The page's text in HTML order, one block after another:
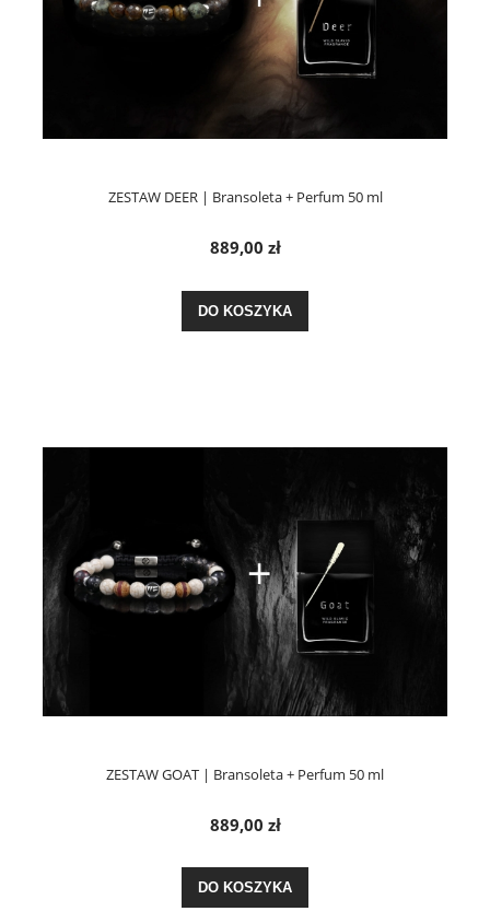
ZESTAW DEER | Bransoleta + Perfum 50 ml
889,00 zł
DO KOSZYKA
ZESTAW GOAT | Bransoleta + Perfum 50 ml
889,00 zł
DO KOSZYKA